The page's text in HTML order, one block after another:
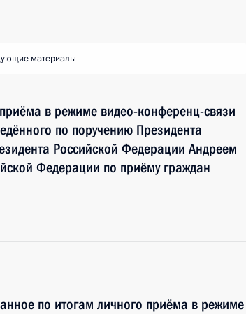
материалы
в режиме видео-конференц-связи
по поручению Президента
Российской Федерации Андреем
Федерации по приёму граждан
по итогам личного приёма в режиме